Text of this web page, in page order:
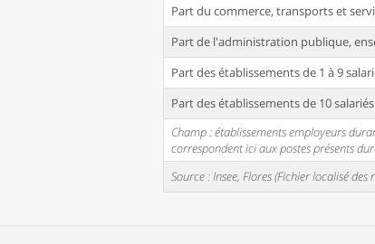
Part du commerce, transports et
Part de l'administration publique,
Part des établissements de 1 à 9
Part des établissements de 10
Champ : établissements employeurs
correspondent ici aux postes présents
Source : Insee, Flores (Fichier localisé